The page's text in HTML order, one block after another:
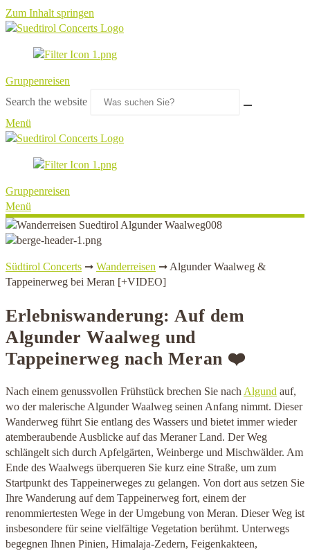
Zum Inhalt springen
Gruppenreisen
Search the website
Menü
Gruppenreisen
Menü
Südtirol Concerts ➞ Wanderreisen ➞ Algunder Waalweg &
Tappeinerweg bei Meran [+VIDEO]
Erlebniswanderung: Auf dem
Algunder Waalweg und
Tappeinerweg nach Meran ❤️
Nach einem genussvollen Frühstück brechen Sie nach Algund auf,
wo der malerische Algunder Waalweg seinen Anfang nimmt. Dieser
Wanderweg führt Sie entlang des Wassers und bietet immer wieder
atemberaubende Ausblicke auf das Meraner Land. Der Weg
schlängelt sich durch Apfelgärten, Weinberge und Mischwälder. Am
Ende des Waalwegs überqueren Sie kurz eine Straße, um zum
Startpunkt des Tappeinerweges zu gelangen. Von dort aus setzen Sie
Ihre Wanderung auf dem Tappeinerweg fort, einem der
renommiertesten Wege in der Umgebung von Meran. Dieser Weg ist
insbesondere für seine vielfältige Vegetation berühmt. Unterwegs
begegnen Ihnen Pinien, Himalaja-Zedern, Feigenkakteen,